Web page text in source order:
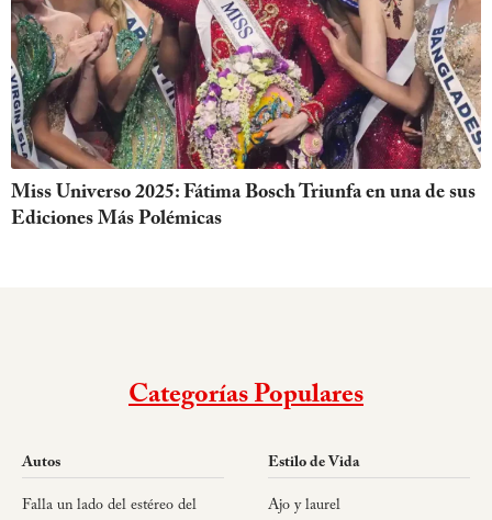
Miss Universo 2025: Fátima Bosch Triunfa en una de sus
Ediciones Más Polémicas
Categorías Populares
Autos
Falla un lado del estéreo del
Estilo de Vida
Ajo y laurel